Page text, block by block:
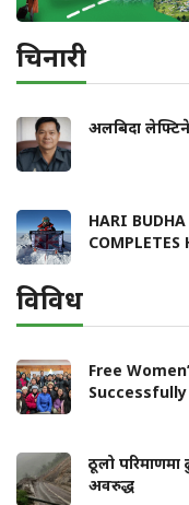
चिनारी
अलबिदा
HARI
COMPLETES
विविध
Free
ठूलो परिमाणमा
अवरुद्ध